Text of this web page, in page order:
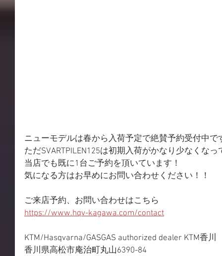
ニューモデルは春から入荷予定で絶賛予約受付中で
ただSVARTPILEN125は初期入荷がかなり少なくなっ
当店でも既に1台ご予約を頂いています！
気になる方はお早めにお問い合わせください！！
ご来店予約、お問い合わせはこちら
https://www.hqv-kagawa.com/contact
KTM/Hasqvarna/GASGAS authorized dealer KTM香川
香川県高松市庵治町丸山6390-84